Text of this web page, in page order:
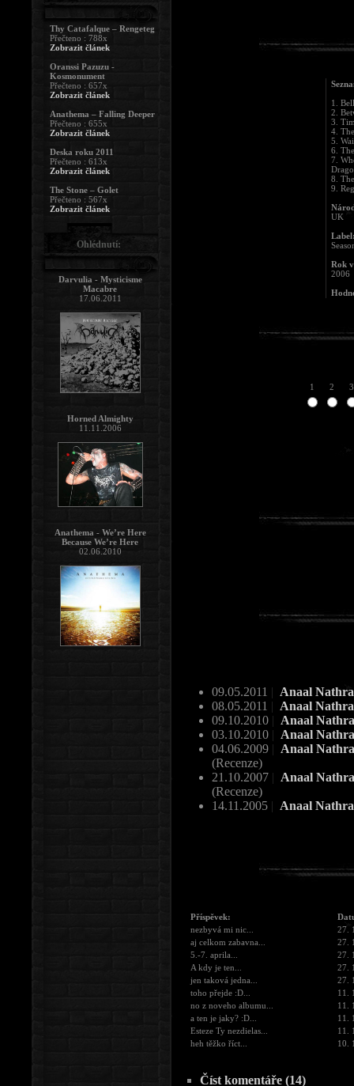
1.
2.
3.
4.
5.
6.
7.
8.
9.
UK
Rok
2006
1 2 3
09.05.2011 | Anaal
08.05.2011 | Anaal
09.10.2010 | Anaal
03.10.2010 | Anaal
04.06.2009 | Anaal
(Recenze)
21.10.2007 | Anaal
(Recenze)
14.11.2005 | Anaal
Příspěvek:
nezbyvá mi nic...
27.
aj celkom zabavna...
27.
5.-7. aprila...
27.
A kdy je ten...
27.
jen taková jedna...
27.
toho přejde :D...
11.
no z noveho albumu...
11.
a ten je jaky? :D...
11.
Esteze Ty nezdielas...
11.
heh těžko říct...
10.
Číst komentáře (14)
Thy Catafalque – Rengeteg
Přečteno : 788x
Zobrazit článek
Oranssi Pazuzu -
Kosmonument
Přečteno : 657x
Zobrazit článek
Anathema – Falling Deeper
Přečteno : 655x
Zobrazit článek
Deska roku 2011
Přečteno : 613x
Zobrazit článek
The Stone – Golet
Přečteno : 567x
Zobrazit článek
Ohlédnutí:
Darvulia - Mysticisme
Macabre
17.06.2011
Horned Almighty
11.11.2006
Anathema - We’re Here
Because We’re Here
02.06.2010